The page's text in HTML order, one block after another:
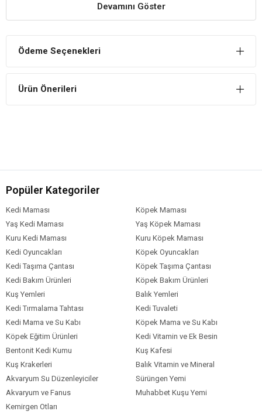
Devamını Göster
Ödeme Seçenekleri
Ürün Önerileri
Popüler Kategoriler
Kedi Maması
Köpek Maması
Yaş Kedi Maması
Yaş Köpek Maması
Kuru Kedi Maması
Kuru Köpek Maması
Kedi Oyuncakları
Köpek Oyuncakları
Kedi Taşıma Çantası
Köpek Taşıma Çantası
Kedi Bakım Ürünleri
Köpek Bakım Ürünleri
Kuş Yemleri
Balık Yemleri
Kedi Tırmalama Tahtası
Kedi Tuvaleti
Kedi Mama ve Su Kabı
Köpek Mama ve Su Kabı
Köpek Eğitim Ürünleri
Kedi Vitamin ve Ek Besin
Bentonit Kedi Kumu
Kuş Kafesi
Kuş Krakerleri
Balık Vitamin ve Mineral
Akvaryum Su Düzenleyiciler
Sürüngen Yemi
Akvaryum ve Fanus
Muhabbet Kuşu Yemi
Kemirgen Otları